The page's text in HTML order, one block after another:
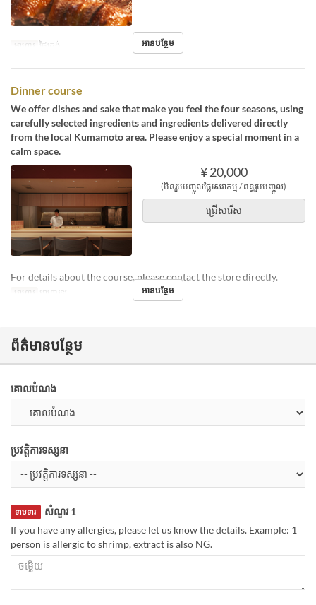
អាហារ ថ្ងៃត្រង់ អានបន្ថែម
Dinner course
We offer dishes and sake that make you feel the four seasons, using
carefully selected ingredients and ingredients delivered directly
from the local Kumamoto area. Please enjoy a special moment in a
calm space.
¥ 20,000
(មិនរួមបញ្ចូលថ្លៃសេវាកម្ម / ពន្ធរួមបញ្ចូល)
ជ្រើសរើស
For details about the course, please contact the store directly.
អាហារ អាហារឡ អានបន្ថែម
ព័ត៌មានបន្ថែម
គោលបំណង
ប្រវត្តិការទស្សនា
សំណួរ 1
ទាមទារ
If you have any allergies, please let us know the details. Example: 1
person is allergic to shrimp, extract is also NG.